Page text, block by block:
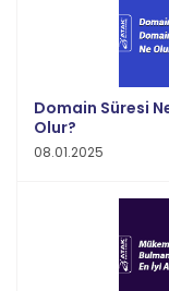
Domain Süresi
Olur?
08.01.2025